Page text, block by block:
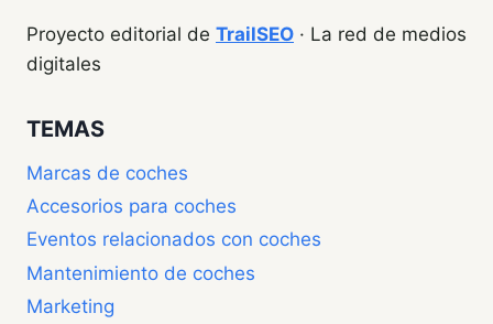
Proyecto editorial de TrailSEO · La red de medios
digitales
TEMAS
Marcas de coches
Accesorios para coches
Eventos relacionados con coches
Mantenimiento de coches
Marketing